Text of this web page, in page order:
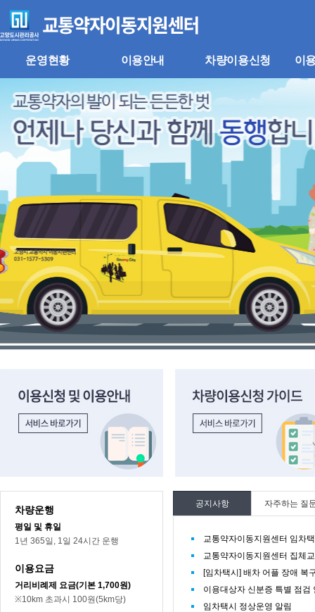
뉴
바
기
바
로
운영현황 이용안내 차량이용신청 이
차량운행
평일 및 휴일
1년 365일, 1일 24시간 운행
이용요금
거리비례제 요금(기본 1,700원)
※10km 초과시 100원(5km당)
공지사항
교통약자이동지원센터 임차
교통약자이동지원센터 집체
[임차택시] 배차 어플 장애 복
이용대상자 신분증 특별 점검
임차택시 정상운영 알림
자주하는 질